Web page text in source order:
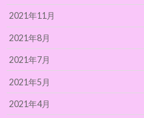
2021年11月
2021年8月
2021年7月
2021年5月
2021年4月